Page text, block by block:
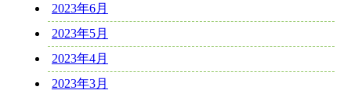
2023年6月
2023年5月
2023年4月
2023年3月